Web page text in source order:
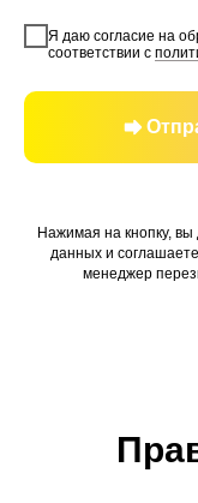
Я даю согласие на
соответствии с
Нажимая на кнопку, вы
данных и
менеджер